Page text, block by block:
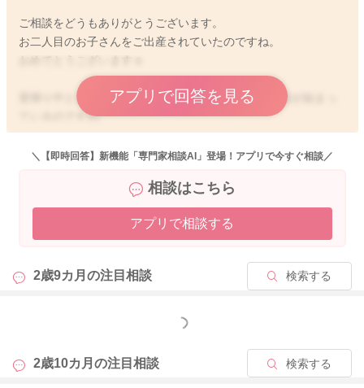
ご相談をどうもありがとうございます。
お二人目のお子さんをご出産されていたのですね。
おめでとうございます☺︎
里帰り中ということで、お兄ちゃんと弟くんとの生活が始まっ
ているのですね。
お兄ちゃんも一緒におっぱいを飲んでいるのですね。
んでくれた方のおっぱいをお兄ちゃんに飲ませてあげて、同時
に授乳をされてみてもいいと思いますよ。
れるといいと思いますよ。
そしてお兄ちゃんも今はおかあさんが自分のところへ帰ってき
中に弟くんが泣き出しても寝ているようになってくることもあ
アプリで回答を見る
＼【即時回答】新機能「専門家相談AI」登場！アプリで今すぐ相談／
相談はこちら
アプリで相談する
2歳9カ月の注目相談 検索する
もっと見る
2歳10カ月の注目相談 検索する